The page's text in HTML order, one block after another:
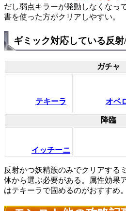
だし弱点キラーが発動しなくなっ
書を使った方がクリアしやすい。
ギミック対応している反
ガチャ
テキーラ オベ
降臨
イッチーニ
反射かつ妖精族のみでクリアする
体から選ぶ必要がある。属性効果
はテキーラで固めるのがおすすめ。